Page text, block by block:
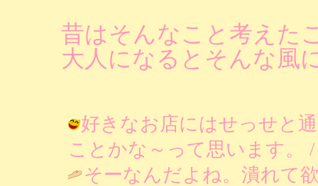
昔はそんなこと考えた
大人になるとそんな風
好きなお店にはせっせと
ことかな～って思います。 /
そーなんだよね。潰れて